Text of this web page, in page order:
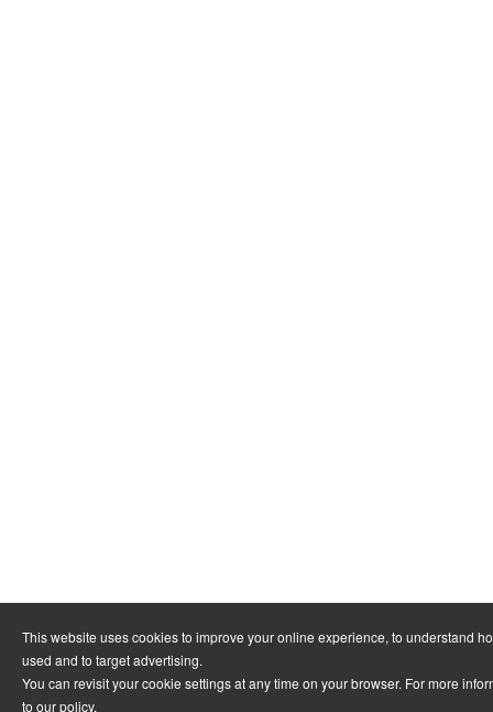
This website uses cookies to improve your online experience, to understand
used and to target advertising.
You can revisit your cookie settings at any time on your browser. For more
to our policy.